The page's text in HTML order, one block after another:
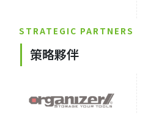
STRATEGIC PARTNERS
策略夥伴